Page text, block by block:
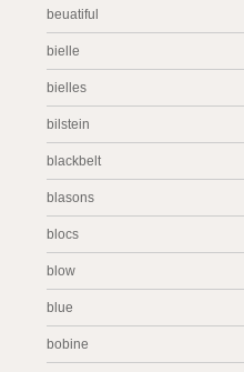
beuatiful
bielle
bielles
bilstein
blackbelt
blasons
blocs
blow
blue
bobine